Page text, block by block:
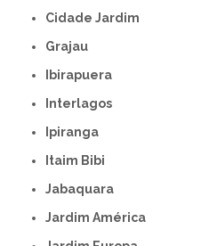
Cidade Jardim
Grajau
Ibirapuera
Interlagos
Ipiranga
Itaim Bibi
Jabaquara
Jardim América